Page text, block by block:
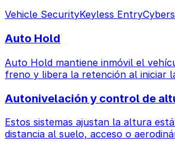
Vehicle SecurityKeyless Entry
Auto Hold
Auto Hold mantiene inmóvil el
freno y libera la retención al iniciar
Autonivelación y control de
Estos sistemas ajustan la altura
distancia al suelo, acceso o